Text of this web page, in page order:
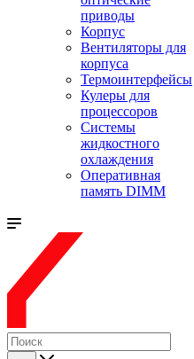
приводы
Корпус
Вентиляторы для
корпуса
Термоинтерфейсы
Кулеры для
процессоров
Системы
жидкостного
охлаждения
Оперативная
память DIMM